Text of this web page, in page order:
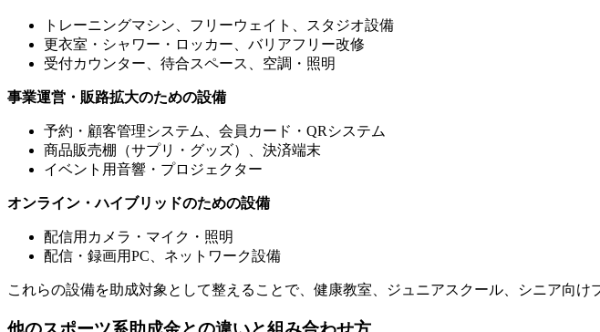
トレーニングマシン、フリーウェイト、スタジオ設備
更衣室・シャワー・ロッカー、バリアフリー改修
受付カウンター、待合スペース、空調・照明
事業運営・販路拡大のための設備
予約・顧客管理システム、会員カード・QRシステム
商品販売棚（サプリ・グッズ）、決済端末
イベント用音響・プロジェクター
オンライン・ハイブリッドのための設備
配信用カメラ・マイク・照明
配信・録画用PC、ネットワーク設備
これらの設備を助成対象として整えることで、健康教室、ジュニアスクール、シニア向け